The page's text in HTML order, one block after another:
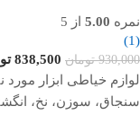
نمره 5.00 از 5
(1)
930,000 تومان 838,500
لوازم خیاطی ابزار
سنجاق، سوزن، نخ،